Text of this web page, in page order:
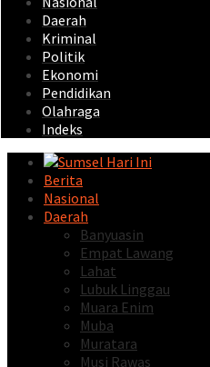
Daerah
Kriminal
Politik
Ekonomi
Pendidikan
Olahraga
Indeks
Berita
Nasional
Daerah
Banyuasin
Empat Lawang
Lahat
Lubuk Linggau
Muara Enim
Muba
Muratara
Musi Rawas